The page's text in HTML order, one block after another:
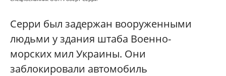
Серри был задержан вооруженными
людьми у здания штаба Военно-
морских мил Украины. Они
заблокировали автомобиль